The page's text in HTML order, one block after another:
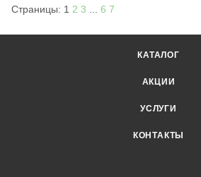
Страницы: 1 2 3 6 7
КАТАЛОГ
АКЦИИ
УСЛУГИ
КОНТАКТЫ